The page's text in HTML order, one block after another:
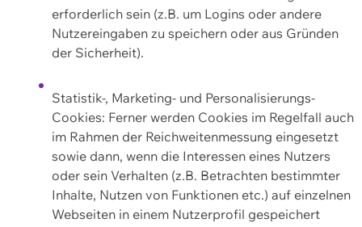
erforderlich sein (z.B. um Logins oder andere
Nutzereingaben zu speichern oder aus Gründen
der Sicherheit).
Statistik-, Marketing- und Personalisierungs-
Cookies: Ferner werden Cookies im Regelfall auch
im Rahmen der Reichweitenmessung eingesetzt
sowie dann, wenn die Interessen eines Nutzers
oder sein Verhalten (z.B. Betrachten bestimmter
Inhalte, Nutzen von Funktionen etc.) auf einzelnen
Webseiten in einem Nutzerprofil gespeichert